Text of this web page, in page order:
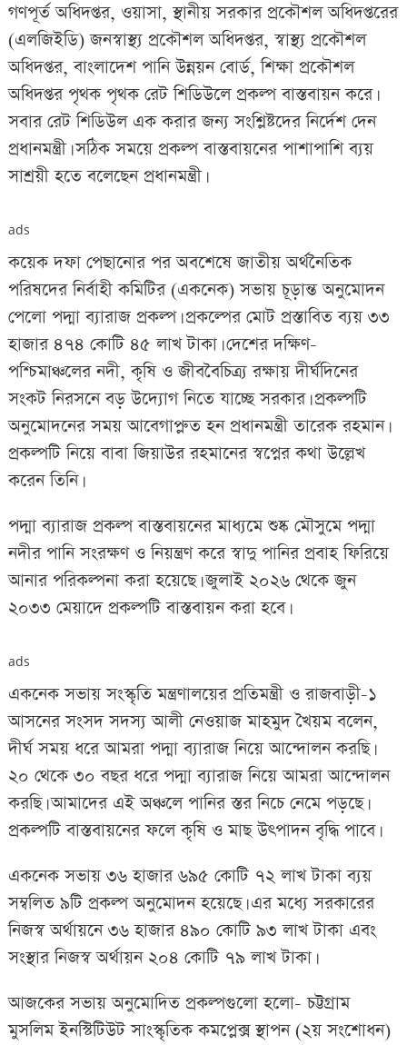
গণপূর্ত অধিদপ্তর, ওয়াসা, স্থানীয় সরকার প্রকৌশল অধিদপ্তরের
(এলজিইডি) জনস্বাস্থ্য প্রকৌশল অধিদপ্তর, স্বাস্থ্য প্রকৌশল
অধিদপ্তর, বাংলাদেশ পানি উন্নয়ন বোর্ড, শিক্ষা প্রকৌশল
অধিদপ্তর পৃথক পৃথক রেট শিডিউলে প্রকল্প বাস্তবায়ন করে।
সবার রেট শিডিউল এক করার জন্য সংশ্লিষ্টদের নির্দেশ দেন
প্রধানমন্ত্রী। সঠিক সময়ে প্রকল্প বাস্তবায়নের পাশাপাশি ব্যয়
সাশ্রয়ী হতে বলেছেন প্রধানমন্ত্রী।
ads
কয়েক দফা পেছানোর পর অবশেষে জাতীয় অর্থনৈতিক
পরিষদের নির্বাহী কমিটির (একনেক) সভায় চূড়ান্ত অনুমোদন
পেলো পদ্মা ব্যারাজ প্রকল্প। প্রকল্পের মোট প্রস্তাবিত ব্যয় ৩৩
হাজার ৪৭৪ কোটি ৪৫ লাখ টাকা। দেশের দক্ষিণ-
পশ্চিমাঞ্চলের নদী, কৃষি ও জীববৈচিত্র্য রক্ষায় দীর্ঘদিনের
সংকট নিরসনে বড় উদ্যোগ নিতে যাচ্ছে সরকার। প্রকল্পটি
অনুমোদনের সময় আবেগাপ্লুত হন প্রধানমন্ত্রী তারেক রহমান।
প্রকল্পটি নিয়ে বাবা জিয়াউর রহমানের স্বপ্নের কথা উল্লেখ
করেন তিনি।
পদ্মা ব্যারাজ প্রকল্প বাস্তবায়নের মাধ্যমে শুষ্ক মৌসুমে পদ্মা
নদীর পানি সংরক্ষণ ও নিয়ন্ত্রণ করে স্বাদু পানির প্রবাহ ফিরিয়ে
আনার পরিকল্পনা করা হয়েছে। জুলাই ২০২৬ থেকে জুন
২০৩৩ মেয়াদে প্রকল্পটি বাস্তবায়ন করা হবে।
ads
একনেক সভায় সংস্কৃতি মন্ত্রণালয়ের প্রতিমন্ত্রী ও রাজবাড়ী-১
আসনের সংসদ সদস্য আলী নেওয়াজ মাহমুদ খৈয়ম বলেন,
দীর্ঘ সময় ধরে আমরা পদ্মা ব্যারাজ নিয়ে আন্দোলন করছি।
২০ থেকে ৩০ বছর ধরে পদ্মা ব্যারাজ নিয়ে আমরা আন্দোলন
করছি। আমাদের এই অঞ্চলে পানির স্তর নিচে নেমে পড়ছে।
প্রকল্পটি বাস্তবায়নের ফলে কৃষি ও মাছ উৎপাদন বৃদ্ধি পাবে।
একনেক সভায় ৩৬ হাজার ৬৯৫ কোটি ৭২ লাখ টাকা ব্যয়
সম্বলিত ৯টি প্রকল্প অনুমোদন হয়েছে। এর মধ্যে সরকারের
নিজস্ব অর্থায়নে ৩৬ হাজার ৪৯০ কোটি ৯৩ লাখ টাকা এবং
সংস্থার নিজস্ব অর্থায়ন ২০৪ কোটি ৭৯ লাখ টাকা।
আজকের সভায় অনুমোদিত প্রকল্পগুলো হলো- চট্টগ্রাম
মুসলিম ইনস্টিটিউট সাংস্কৃতিক কমপ্লেক্স স্থাপন (২য় সংশোধন)